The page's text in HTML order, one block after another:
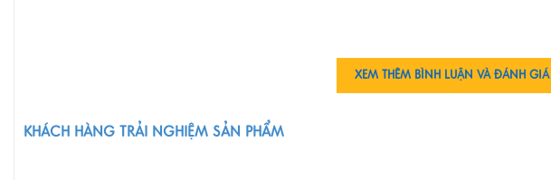
XEM THÊM BÌNH LUẬN VÀ ĐÁNH GIÁ
KHÁCH HÀNG TRẢI NGHIỆM SẢN PHẨM